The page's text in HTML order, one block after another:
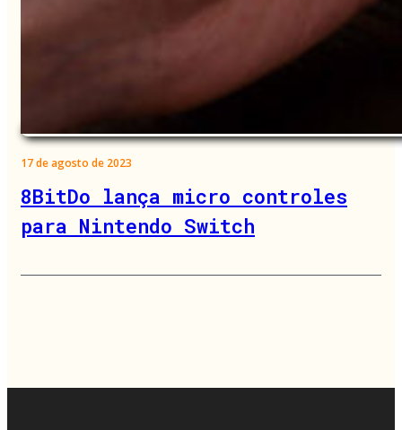
17 de agosto de 2023
8BitDo lança micro controles
para Nintendo Switch